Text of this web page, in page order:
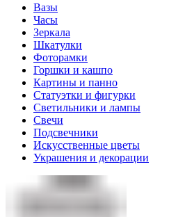
Вазы
Часы
Зеркала
Шкатулки
Фоторамки
Горшки и кашпо
Картины и панно
Статуэтки и фигурки
Светильники и лампы
Свечи
Подсвечники
Искусственные цветы
Украшения и декорации